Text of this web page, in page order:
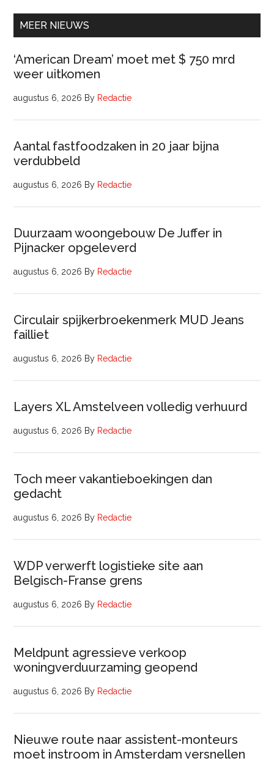
uur)
MEER NIEUWS
‘American Dream’ moet met $ 750 mrd
weer uitkomen
augustus 6, 2026 By Redactie
Aantal fastfoodzaken in 20 jaar bijna
verdubbeld
augustus 6, 2026 By Redactie
Duurzaam woongebouw De Juffer in
Pijnacker opgeleverd
augustus 6, 2026 By Redactie
Circulair spijkerbroekenmerk MUD Jeans
failliet
augustus 6, 2026 By Redactie
Layers XL Amstelveen volledig verhuurd
augustus 6, 2026 By Redactie
Toch meer vakantieboekingen dan
gedacht
augustus 6, 2026 By Redactie
WDP verwerft logistieke site aan
Belgisch-Franse grens
augustus 6, 2026 By Redactie
Meldpunt agressieve verkoop
woningverduurzaming geopend
augustus 6, 2026 By Redactie
Nieuwe route naar assistent-monteurs
moet instroom in Amsterdam versnellen